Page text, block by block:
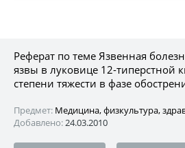
Реферат по теме Язвенная
язвы в луковице 12-типерстной
степени тяжести в фазе
Предмет: Медицина, физкультура,
Добавлено:24.03.2010